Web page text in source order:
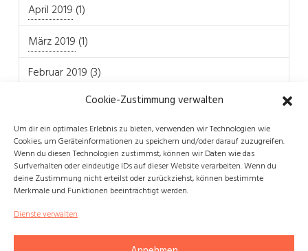
Cookie-Zustimmung verwalten
Um dir ein optimales Erlebnis zu bieten, verwenden wir Technologien wie
Cookies, um Geräteinformationen zu speichern und/oder darauf zuzugreifen.
Wenn du diesen Technologien zustimmst, können wir Daten wie das
Surfverhalten oder eindeutige IDs auf dieser Website verarbeiten. Wenn du
deine Zustimmung nicht erteilst oder zurückziehst, können bestimmte
Merkmale und Funktionen beeinträchtigt werden.
Dienste verwalten
April 2019 (1)
März 2019 (1)
Februar 2019 (3)
REFERENZPROJEKTE
InnoGPS
Digitalisierung-Projekt
Plattform für Bauaufträge
WICHTIGE LINKS
Kontakt
Datenschutzerklärung